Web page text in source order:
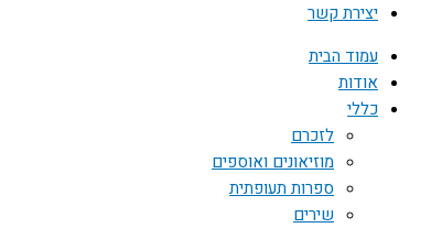
יצירת קשר
עמוד הבית
אודות
כללי
לזכרם
מוזיאונים ואוספים
ספרות תעופתית
שירים